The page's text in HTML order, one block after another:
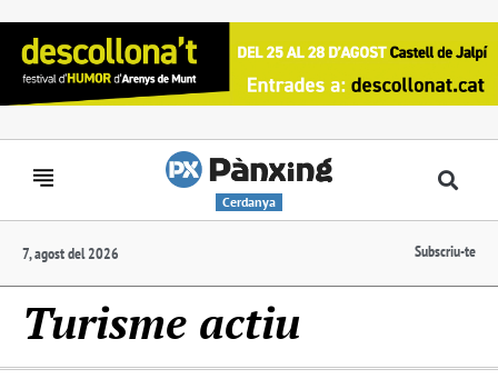
Cerdanya
7, agost del 2026 Subscriu-te
Turisme actiu